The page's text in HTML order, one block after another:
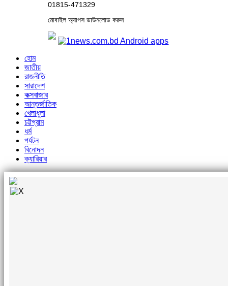
01815-471329
মোবাইল অ্যাপস ডাউনলোড করুন
হোম
জাতীয়
রাজনীতি
সারাদেশ
কক্সবাজার
আন্তর্জাতিক
খেলাধুলা
চট্টগ্রাম
ধর্ম
পর্যটন
বিনোদন
ক্যারিয়ার